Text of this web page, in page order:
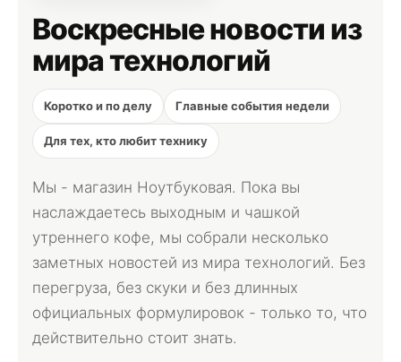
Воскресные новости из
мира технологий
Коротко и по делу Главные события недели
Для тех, кто любит технику
Мы - магазин Ноутбуковая. Пока вы
наслаждаетесь выходным и чашкой
утреннего кофе, мы собрали несколько
заметных новостей из мира технологий. Без
перегруза, без скуки и без длинных
официальных формулировок - только то, что
действительно стоит знать.